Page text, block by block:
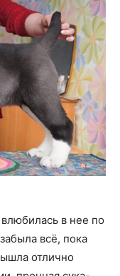
в нее по
всё, пока
отлично